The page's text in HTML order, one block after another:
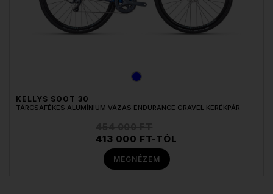
KELLYS SOOT 30
TÁRCSAFÉKES ALUMÍNIUM VÁZAS ENDURANCE GRAVEL KERÉKPÁR
413 000 FT-TÓL
MEGNÉZEM